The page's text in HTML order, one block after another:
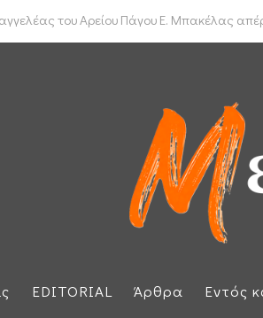
του Αρείου Πάγου Ε. Μπακέλας
τελευταία θέση η Ελλάδα για το
EDITORIAL Άρθρα Εντός